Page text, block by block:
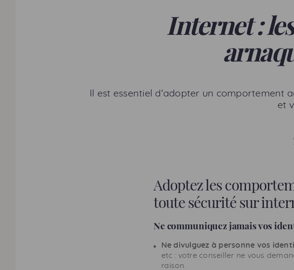
Internet :
Il est essentiel d'adopter un comportement
et
Adoptez les
toute sécurité sur
Ne communiquez jamais vos
Ne divulguez à personne vos
etc : votre conseiller ne vous
raison.